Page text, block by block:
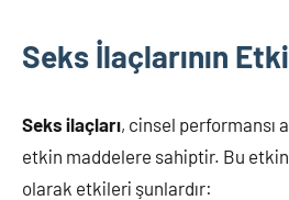
Seks İlaçlarının
Seks ilaçları, cinsel performansı
etkin maddelere sahiptir. Bu
olarak etkileri şunlardır: